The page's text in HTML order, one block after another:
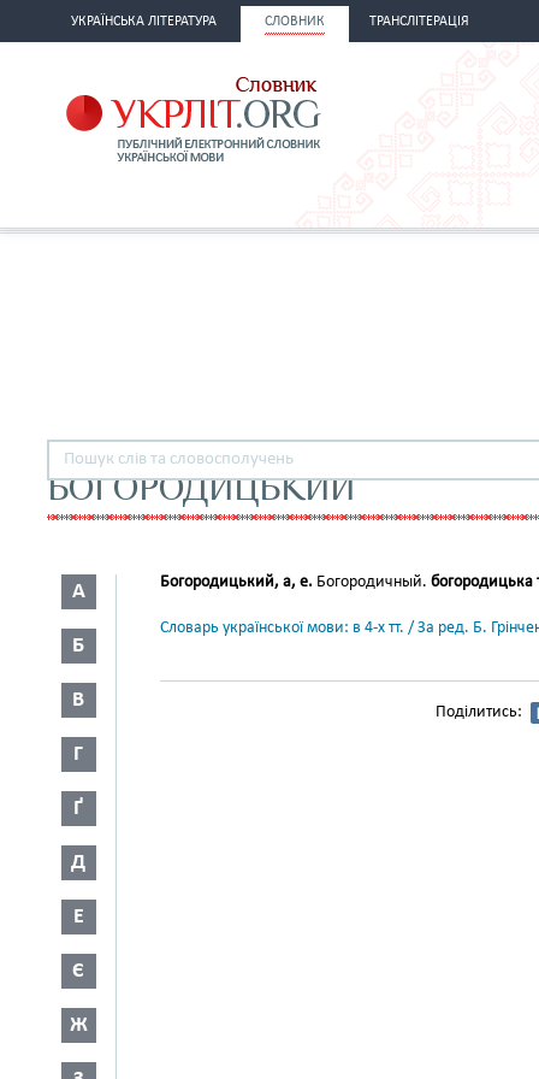
УКРАЇНСЬКА ЛІТЕРАТУРА СЛОВНИК ТРАНСЛІТЕРАЦІЯ
БОГОРОДИЦЬКИЙ
А
Б
В
Г
Ґ
Д
Е
Є
Ж
Богородицький, а, е. Богородичный. богородицька
Словарь української мови: в 4-х тт. / За ред. Б.
Поділитись: